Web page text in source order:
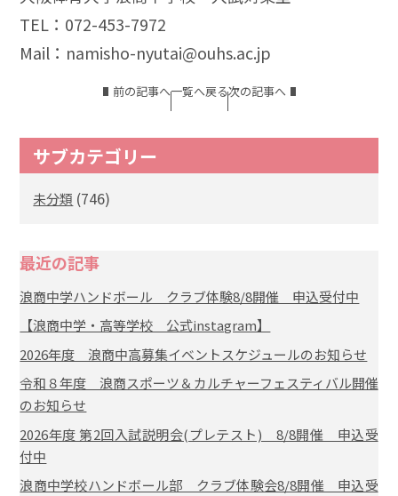
TEL：072-453-7972
Mail：namisho-nyutai@ouhs.ac.jp
前の記事へ一覧へ戻る次の記事へ
サブカテゴリー
未分類 (746)
最近の記事
浪商中学ハンドボール クラブ体験8/8開催 申込受付中
【浪商中学・高等学校 公式instagram】
2026年度 浪商中高募集イベントスケジュールのお知らせ
令和８年度 浪商スポーツ＆カルチャーフェスティバル開催
のお知らせ
2026年度 第2回入試説明会(プレテスト) 8/8開催 申込受
付中
浪商中学校ハンドボール部 クラブ体験会8/8開催 申込受